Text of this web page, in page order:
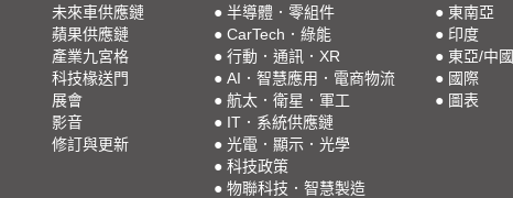
未來車供應鏈
蘋果供應鏈
產業九宮格
科技椽送門
展會
影音
修訂與更新
● 半導體．零組件
● CarTech．綠能
● 行動．通訊．XR
● AI．智慧應用．電商物流
● 航太．衛星．軍工
● IT．系統供應鏈
● 光電．顯示．光學
● 科技政策
● 物聯科技．智慧製造
● 東南亞
● 印度
● 東亞/中國
● 國際
● 圖表